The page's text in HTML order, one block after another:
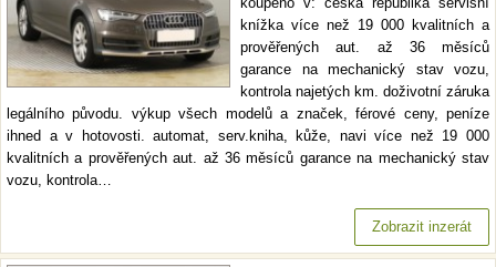
knížka více než 19 000 kvalitních a
prověřených aut. až 36 měsíců
garance na mechanický stav vozu,
kontrola najetých km. doživotní záruka
legálního původu. výkup všech modelů a značek, férové ceny, peníze
ihned a v hotovosti. automat, serv.kniha, kůže, navi více než 19 000
kvalitních a prověřených aut. až 36 měsíců garance na mechanický stav
vozu, kontrola…
Zobrazit inzerát